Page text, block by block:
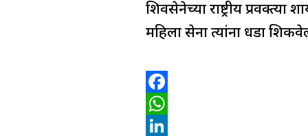
शिवसेनेच्या राष्ट्रीय
महिला सेना त्यांना धडा
F
a
W